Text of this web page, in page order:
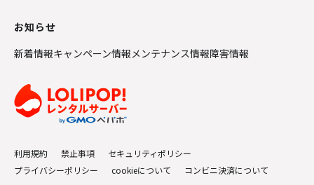
お知らせ
新着情報キャンペーン情報メンテナンス情報障害情報
利用規約 禁止事項
セキュリティポリシー
プライバシーポリシー
cookieについて コンビニ決済について